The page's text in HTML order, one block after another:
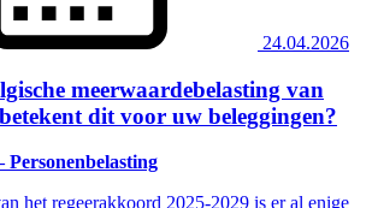
24.04.2026
meerwaardebelasting van
dit voor uw beleggingen?
Personenbelasting
het regeerakkoord 2025-2029 is er al enige